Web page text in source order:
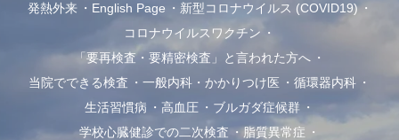
発熱外来 English Page
新型コロナウイルス (COVID19)
コロナウイルスワクチン
「要再検査・要精密検査」と言われた方へ
当院でできる検査
一般内科・かかりつけ医
循環器内科
生活習慣病
高血圧
ブルガダ症候群
学校心臓健診での二次検査
脂質異常症